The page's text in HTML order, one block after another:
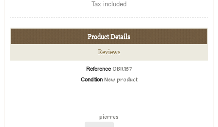
Tax included
Product Details
Reviews
Reference OBR157
Condition New product
pierres